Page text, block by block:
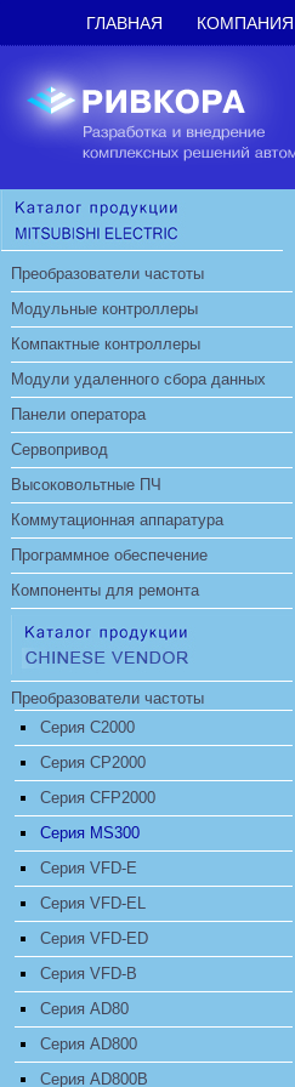
ГЛАВНАЯ КОМПАНИЯ
Преобразователи частоты
Модульные контроллеры
Компактные контроллеры
Модули удаленного сбора данных
Панели оператора
Сервопривод
Высоковольтные ПЧ
Коммутационная аппаратура
Программное обеспечение
Компоненты для ремонта
Преобразователи частоты
Серия C2000
Серия CP2000
Серия CFP2000
Серия MS300
Серия VFD-E
Серия VFD-EL
Серия VFD-ED
Серия VFD-B
Серия AD80
Серия AD800
Серия AD800B